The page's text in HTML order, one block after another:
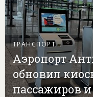
ТРАНСПОРТ
Аэропорт
обновил
пассажиров